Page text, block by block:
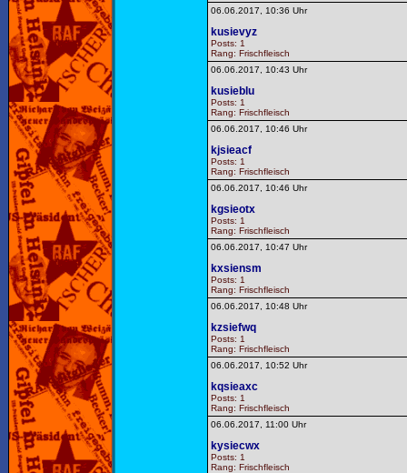
06.06.2017, 10:36 Uhr
kusievyz
Posts: 1
Rang: Frischfleisch
06.06.2017, 10:43 Uhr
kusieblu
Posts: 1
Rang: Frischfleisch
06.06.2017, 10:46 Uhr
kjsieacf
Posts: 1
Rang: Frischfleisch
06.06.2017, 10:46 Uhr
kgsieotx
Posts: 1
Rang: Frischfleisch
06.06.2017, 10:47 Uhr
kxsiensm
Posts: 1
Rang: Frischfleisch
06.06.2017, 10:48 Uhr
kzsiefwq
Posts: 1
Rang: Frischfleisch
06.06.2017, 10:52 Uhr
kqsieaxc
Posts: 1
Rang: Frischfleisch
06.06.2017, 11:00 Uhr
kysiecwx
Posts: 1
Rang: Frischfleisch